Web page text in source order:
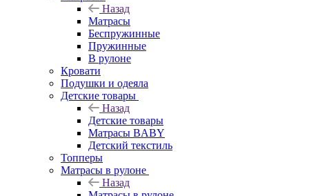
Назад
Матрасы
Беспружинные
Пружинные
В рулоне
Кровати
Подушки и одеяла
Детские товары
Назад
Детские товары
Матрасы BABY
Детский текстиль
Топперы
Матрасы в рулоне
Назад